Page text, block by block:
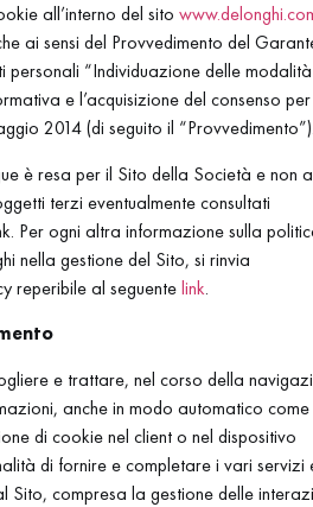
all’interno del sito
ai sensi del Provvedimento del
“Individuazione delle modalità
e l’acquisizione del consenso per
2014 (di seguito il
è resa per il Sito della Società e non
terzi eventualmente consultati
Per ogni altra informazione sulla
nella gestione del Sito, si rinvia
reperibile al seguentelink.
e trattare, nel corso della
anche in modo automatico come
di cookie nel client o nel dispositivo
di fornire e completare i vari servizi
Sito, compresa la gestione delle